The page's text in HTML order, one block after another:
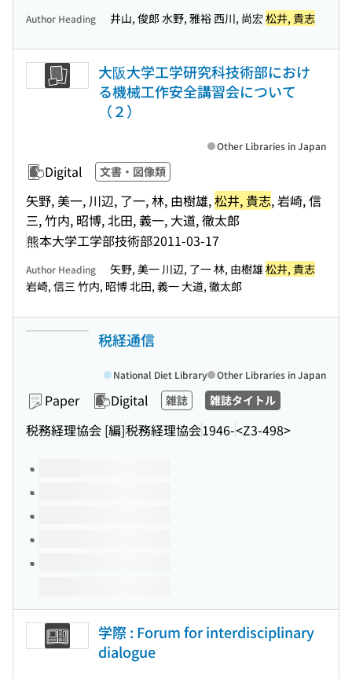
Author Heading 井山, 俊郎 水野, 雅裕 西川, 尚宏松井, 貴志
大阪大学工学研究科技術部におけ
る機械工作安全講習会について
（２）
Digital 文書・図像類
矢野, 美一, 川辺, 了一, 林, 由樹雄,松井, 貴志, 岩崎, 信
三, 竹内, 昭博, 北田, 義一, 大道, 徹太郎
熊本大学工学部技術部2011-03-17
Other Libraries in Japan
Author Heading 矢野, 美一 川辺, 了一 林, 由樹雄松井, 貴志
岩崎, 信三 竹内, 昭博 北田, 義一 大道, 徹太郎
税経通信
Paper Digital 雑誌 雑誌タイトル
税務経理協会 [編]税務経理協会1946-<Z3-498>
National Diet Library Other Libraries in Japan
Volumes of this title
学際 : Forum for interdisciplinary
dialogue